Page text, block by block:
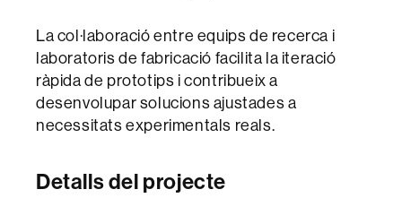
La col·laboració entre equips de recerca i
laboratoris de fabricació facilita la iteració
ràpida de prototips i contribueix a
desenvolupar solucions ajustades a
necessitats experimentals reals.
Detalls del projecte